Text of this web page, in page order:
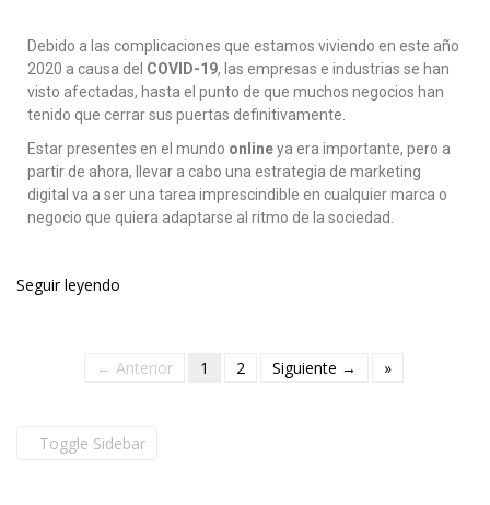
Debido a las complicaciones que estamos viviendo en este año
2020 a causa del COVID-19, las empresas e industrias se han
visto afectadas, hasta el punto de que muchos negocios han
tenido que cerrar sus puertas definitivamente.
Estar presentes en el mundo onlineya era importante, pero a
partir de ahora, llevar a cabo una estrategia de marketing
digital va a ser una tarea imprescindible en cualquier marca o
negocio que quiera adaptarse al ritmo de la sociedad.
Seguir leyendo
← Anterior 1 2 Siguiente → »
Toggle Sidebar